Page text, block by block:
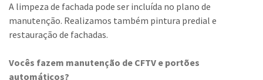
A limpeza de fachada pode ser incluída no plano de
manutenção. Realizamos também pintura predial e
restauração de fachadas.
Vocês fazem manutenção de CFTV e portões
automáticos?